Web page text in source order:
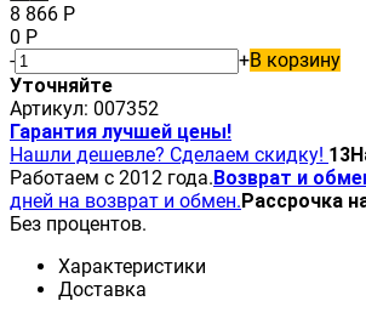
8 866 Р
0 Р
-
+В корзину
Уточняйте
Артикул: 007352
Гарантия лучшей цены!
Нашли дешевле? Сделаем скидку! 13
Работаем с 2012 года.Возврат и
дней на возврат и обмен.Рассрочка
Без процентов.
Характеристики
Доставка